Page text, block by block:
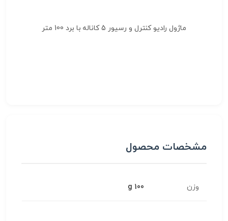
ماژول رادیو کنترل و رسیور 5 کاناله با برد 100 متر
مشخصات محصول
وزن 100 g